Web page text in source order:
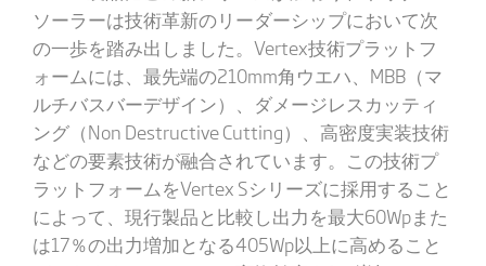
ソーラーは技術革新のリーダーシップにおいて次
の一歩を踏み出しました。Vertex技術プラットフ
ォームには、最先端の210mm角ウエハ、MBB（マ
ルチバスバーデザイン）、ダメージレスカッティ
ング（Non Destructive Cutting）、高密度実装技術
などの要素技術が融合されています。この技術プ
ラットフォームをVertex Sシリーズに採用すること
によって、現行製品と比較し出力を最大60Wpまた
は17％の出力増加となる405Wp以上に高めること